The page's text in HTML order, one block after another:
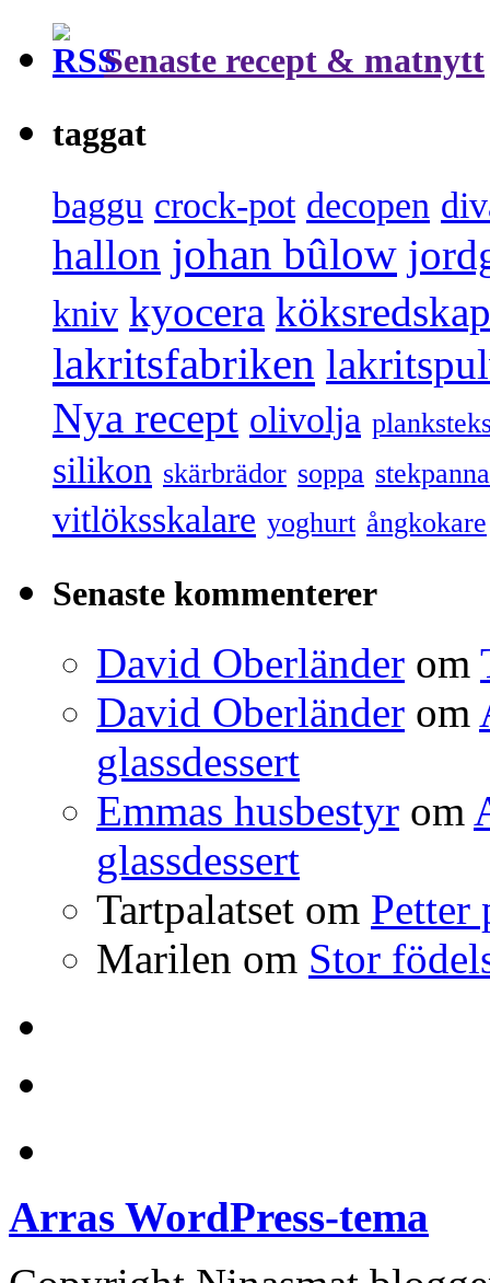
Senaste recept & matnytt
taggat
baggu crock-pot decopen
hallon johan bûlow
kniv kyocera köksredskap
lakritsfabriken
Nya recept olivolja
silikon skärbrädor soppa stekpanna
vitlöksskalare yoghurt ångkokare
Senaste kommenterer
David Oberländer om
David Oberländer om
glassdessert
Emmas husbestyr om
glassdessert
Tartpalatset om Petter
Marilen om Stor
Arras WordPress-tema